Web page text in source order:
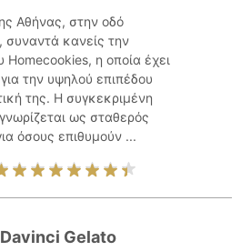
Αθήνας, στην οδό
συναντά κανείς την
η οποία έχει
την υψηλού επιπέδου
της. Η συγκεκριμένη
ως σταθερός
όσους επιθυμούν ...
Gelato